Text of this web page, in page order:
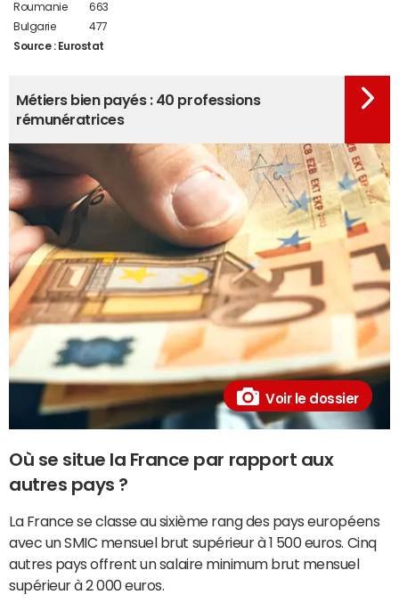
Roumanie
663
Bulgarie
477
Source : Eurostat
Voir le dossier
Métiers bien payés : 40 professions
rémunératrices
Où se situe la France par rapport aux
autres pays ?
La France se classe au sixième rang des pays européens
avec un SMIC mensuel brut supérieur à 1 500 euros. Cinq
autres pays offrent un salaire minimum brut mensuel
supérieur à 2 000 euros.